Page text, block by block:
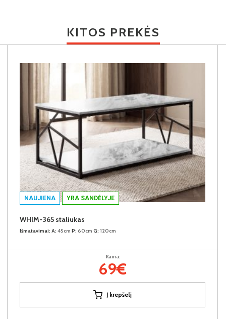
KITOS PREKĖS
NAUJIENA YRA SANDĖLYJE
WHIM-365 staliukas
Išmatavimai: A: 45cm P: 60cm G: 120cm
Kaina:
69€
Į krepšelį